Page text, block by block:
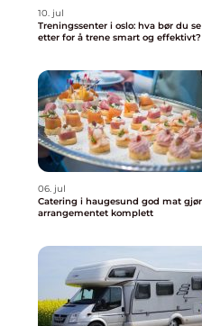
10. jul
Treningssenter i oslo: hva bør du se
etter for å trene smart og effektivt?
06. jul
Catering i haugesund god mat gjør
arrangementet komplett